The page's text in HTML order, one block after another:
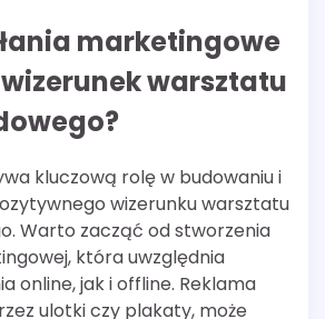
marketingowe
warsztatu
kluczową rolę w budowaniu i
wizerunku warsztatu
Warto zacząć od stworzenia
która uwzględnia
online, jak i offline. Reklama
ulotki czy plakaty, może